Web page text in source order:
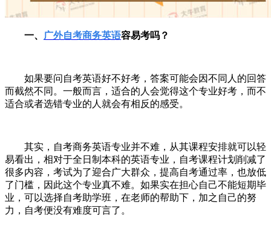
一、 广外自考商务英语容易考吗？
如果要问自考英语好不好考，答案可能会因不同人的回答
而截然不同。一般而言，适合的人会觉得这个专业好考，而不
适合或者选错专业的人就会有相反的感受。
其实，自考商务英语专业并不难，从其课程安排就可以轻
易看出，相对于全日制本科的英语专业，自考课程计划削减了
很多内容，考试为了迎合广大群众，提高自考通过率，也放低
了门槛，因此这个专业真不难。如果实在担心自己不能短期毕
业，可以选择自考助学班，在老师的帮助下，加之自己的努
力，自考便没有难度可言了。